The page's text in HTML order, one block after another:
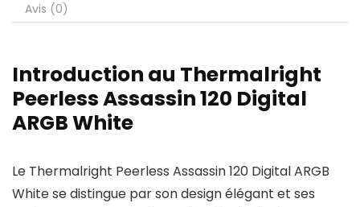
Avis (0)
Introduction au Thermalright
Peerless Assassin 120 Digital
ARGB White
Le Thermalright Peerless Assassin 120 Digital ARGB
White se distingue par son design élégant et ses